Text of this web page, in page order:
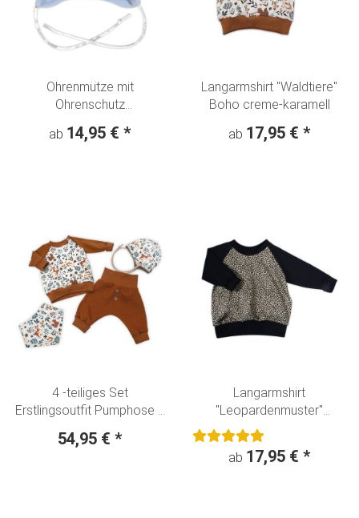
Ohrenmütze mit
Ohrenschutz
creme
ab 14,95 € *
Langarmshirt "Waldtiere"
Boho creme-karamell
ab 17,95 € *
4 -teiliges Set
Erstlingsoutfit Pumphose +
Halstuch "Kleine Waldtiere"
54,95 € *
Langarmshirt
"Leopardenmuster"
Animalprint beige
ab 17,95 € *